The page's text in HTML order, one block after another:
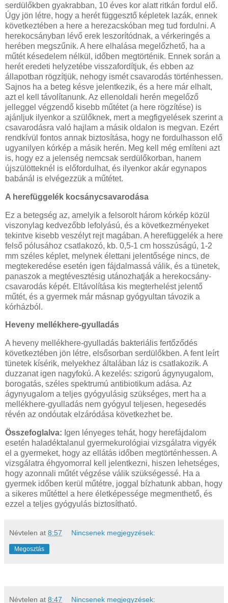
serdülőkben gyakrabban, 10 éves kor alatt ritkán fordul elő.
Úgy jön létre, hogy a herét függesztő képletek lazák, ennek
következtében a here a herezacskóban meg tud fordulni. A
herekocsányban lévő erek leszorítódnak, a vérkeringés a
herében megszűnik. A here elhalása megelőzhető, ha a
műtét késedelem nélkül, időben megtörténik. Ennek során a
herét eredeti helyzetébe visszafordítjuk, és ebben az
állapotban rögzítjük, nehogy ismét csavarodás történhessen.
Sajnos ha a beteg késve jelentkezik, és a here már elhalt,
azt el kell távolítanunk. Az ellenoldali herén megelőző
jelleggel végzendő kisebb műtétet (a here rögzítése) is
ajánljuk ilyenkor a szülőknek, mert a megfigyelések szerint a
csavarodásra való hajlam a másik oldalon is megvan. Ezért
rendkívül fontos annak biztosítása, hogy ne fordulhasson elő
ugyanilyen kórkép a másik herén. Meg kell még említeni azt
is, hogy ez a jelenség nemcsak serdülőkorban, hanem
újszülötteknél is előfordulhat, és ilyenkor akár egynapos
babánál is elvégezzük a műtétet.
A herefüggelék kocsánycsavarodása
Ez a betegség az, amelyik a felsorolt három kórkép közül
viszonylag kedvezőbb lefolyású, és a következményeket
tekintve kisebb veszélyt rejt magában. A herefüggelék a here
felső pólusához csatlakozó, kb. 0,5-1 cm hosszúságú, 1-2
mm széles képlet, melynek élettani jelentősége nincs, de
megtekeredése esetén igen fájdalmassá válik, és a tünetek,
panaszok a megtévesztésig utánozhatják a herekocsány-
csavarodás képét. Eltávolítása kis megterhelést jelentő
műtét, és a gyermek már másnap gyógyultan távozik a
kórházból.
Heveny mellékhere-gyulladás
A heveny mellékhere-gyulladás bakteriális fertőződés
következtében jön létre, elsősorban serdülőkben. A fent leírt
tünetek kísérik, melyekhez általában láz is csatlakozik. A
duzzanat igen nagyfokú. A kezelés: szigorú ágynyugalom,
borogatás, széles spektrumú antibiotikum adása. Az
ágynyugalom a teljes gyógyulásig szükséges, mert ha a
mellékhere-gyulladás nem gyógyul teljesen, hegesedés
révén az ondóutak elzáródása következhet be.
Összefoglalva: Igen lényeges tehát, hogy herefájdalom
esetén haladéktalanul gyermekurológiai vizsgálatra vigyék
el a gyermeket, hogy az ellátás időben megtörténhessen. A
vizsgálatra éhgyomorral kell jelentkezni, hiszen lehetséges,
hogy azonnali műtét végzése válik szükségessé. Ha a
gyermek időben kerül műtétre, joggal bízhatunk abban, hogy
a sikeres műtéttel a here életképessége megmenthető, és
ezzel a teljes gyógyulás biztosítható.
Névtelen at 8:57 Nincsenek megjegyzések:
Megosztás
Névtelen at 8:47 Nincsenek megjegyzések: